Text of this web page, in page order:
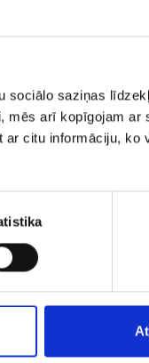
sociālo saziņas
mēs arī kopīgojam ar
citu informāciju, ko
148/5045
€ 7.50
GROZAM